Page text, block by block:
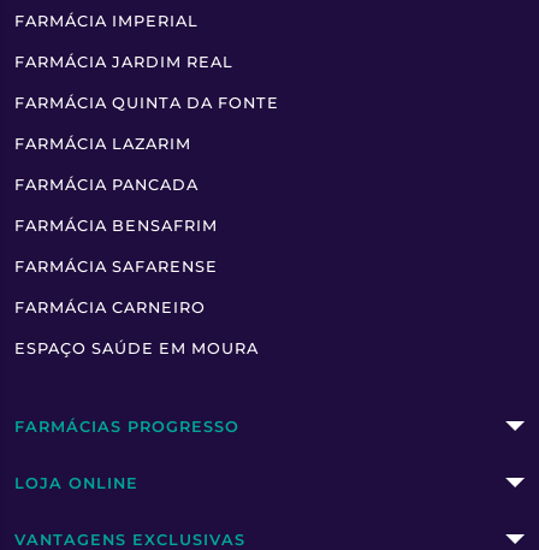
FARMÁCIA IMPERIAL
FARMÁCIA JARDIM REAL
FARMÁCIA QUINTA DA FONTE
FARMÁCIA LAZARIM
FARMÁCIA PANCADA
FARMÁCIA BENSAFRIM
FARMÁCIA SAFARENSE
FARMÁCIA CARNEIRO
ESPAÇO SAÚDE EM MOURA
FARMÁCIAS PROGRESSO
LOJA ONLINE
VANTAGENS EXCLUSIVAS